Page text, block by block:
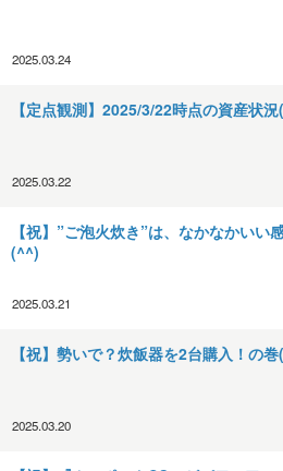
2025.03.24
【定点観測】2025/3/22時点の資産状
2025.03.22
【祝】”ご泡火炊き”は、なかなかいい
(^^)
2025.03.21
【祝】勢いで？炊飯器を2台購入！の
2025.03.20